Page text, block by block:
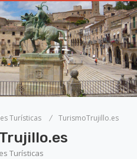
Turísticas TurismoTrujillo.es
Turísticas